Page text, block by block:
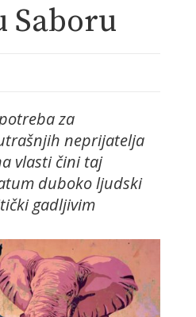
Saboru
za
neprijatelja
vlasti čini taj
duboko ljudski
gadljivim